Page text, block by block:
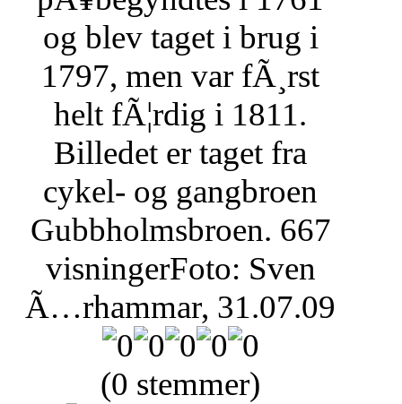
og blev taget i brug i
1797, men var fÃ¸rst
helt fÃ¦rdig i 1811.
Billedet er taget fra
cykel- og gangbroen
Gubbholmsbroen. 667
visningerFoto: Sven
Ã…rhammar, 31.07.09
(0 stemmer)